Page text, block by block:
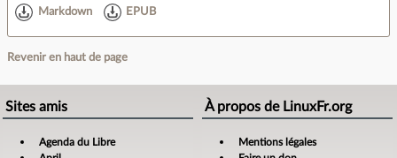
Markdown EPUB
Revenir en haut de page
Sites amis
Agenda du Libre
À propos de LinuxFr.org
Mentions légales